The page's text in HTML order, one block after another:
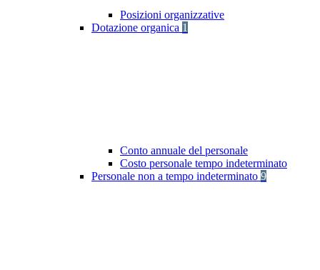
Posizioni organizzative
Dotazione organica 1
Conto annuale del personale
Costo personale tempo indeterminato
Personale non a tempo indeterminato 9